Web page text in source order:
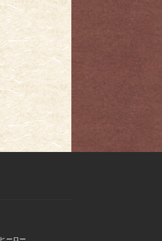
ヒーロー